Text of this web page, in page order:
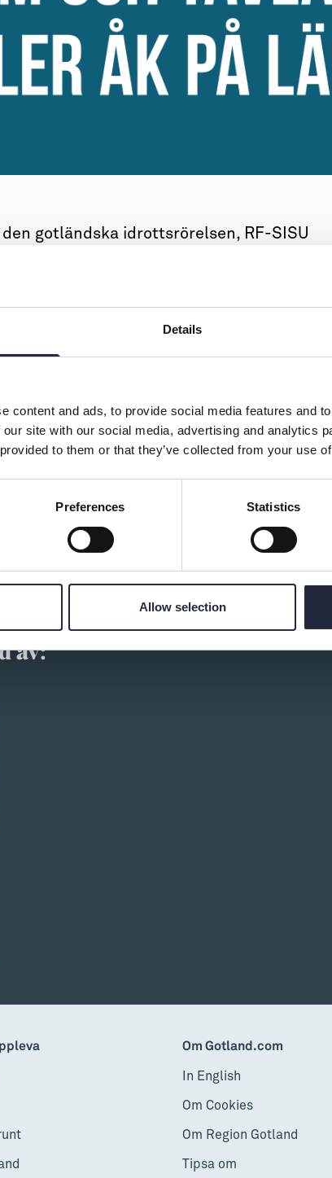
Details
content and ads, to provide social media features and
site with our social media, advertising and analytics
to them or that they’ve collected from your use
Preferences Statistics
Allow selection
gotländska idrottsrörelsen, RF-SISU
Genom Idrottens Ö erbjuder
tillförmånliga priser i samband
på Gotland.
även platsen för ditt nästa idrottsläger. Eller
året om så boka en resa och kom!
av:
Om Gotland.com
In English
Om Cookies
Om Region Gotland
Tipsa om